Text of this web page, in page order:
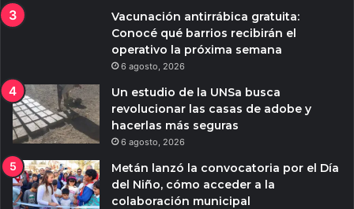
Vacunación antirrábica gratuita:
Conocé qué barrios recibirán el
operativo la próxima semana
6 agosto, 2026
Un estudio de la UNSa busca
revolucionar las casas de adobe y
hacerlas más seguras
6 agosto, 2026
Metán lanzó la convocatoria por el Día
del Niño, cómo acceder a la
colaboración municipal